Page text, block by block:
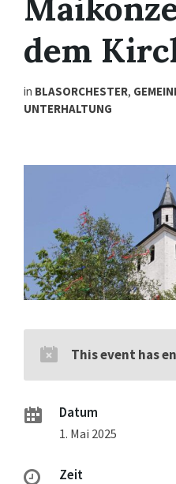
dem
in BLASORCHESTER,
UNTERHALTUNG
This event has
Datum
1. Mai 2025
Zeit